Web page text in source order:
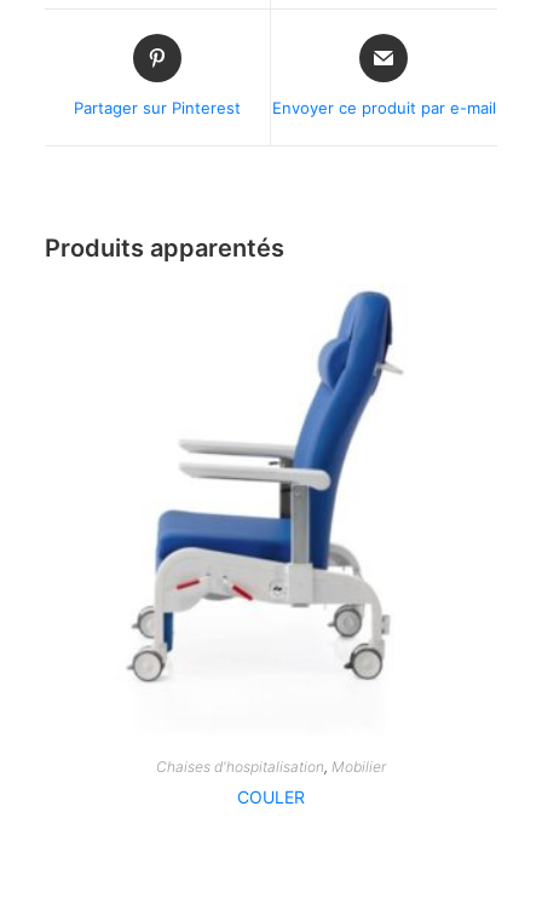
Partager sur Pinterest Envoyer ce produit par e-mail
Produits apparentés
Chaises d'hospitalisation, Mobilier
COULER